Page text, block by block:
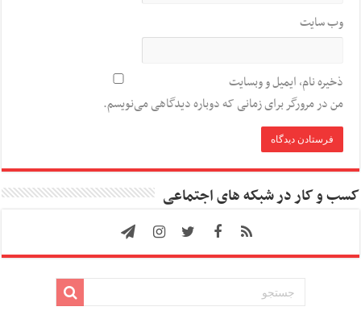
وب‌ سایت
ذخیره نام، ایمیل و وبسایت
من در مرورگر برای زمانی که دوباره دیدگاهی می‌نویسم.
کسب و کار در شبکه های اجتماعی